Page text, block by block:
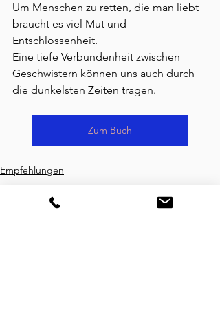
Um Menschen zu retten, die man liebt
braucht es viel Mut und
Entschlossenheit.
Eine tiefe Verbundenheit zwischen
Geschwistern können uns auch durch
die dunkelsten Zeiten tragen.
Zum Buch
Empfehlungen